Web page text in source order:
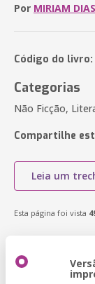
Por MIRIAM DIAS
Código do livro:
Categorias
Não Ficção,
Compartilhe
Leia um
Esta página foi vista